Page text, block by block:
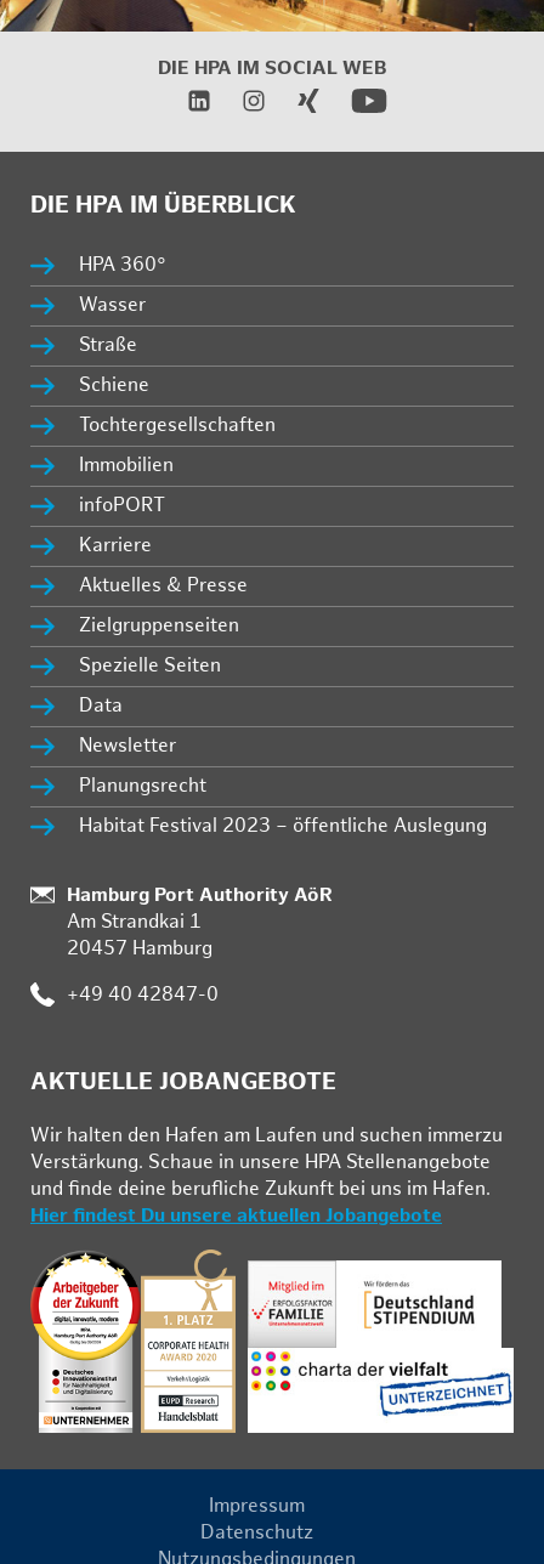
DIE HPA IM SOCIAL WEB
DIE HPA IM ÜBERBLICK
HPA 360°
Wasser
Straße
Schiene
Tochtergesellschaften
Immobilien
infoPORT
Karriere
Aktuelles & Presse
Zielgruppenseiten
Spezielle Seiten
Data
Newsletter
Planungsrecht
Habitat Festival 2023 – öffentliche Auslegung
Standort:
Hamburg Port Authority AöR
Am Strandkai 1
20457 Hamburg
Telefon:
+49 40 42847-0
AKTUELLE JOBANGEBOTE
Wir hal­ten den Ha­fen am Lau­fen und su­chen im­mer­zu
Ver­stär­kung. Schau­e in un­se­re HPA Stel­len­an­ge­bo­te
und fin­de deine be­ruf­li­che Zu­kunft bei uns im Ha­fen.
Hier findest Du unsere aktuellen Jobangebote
Impressum
Datenschutz